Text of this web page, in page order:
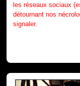
les réseaux sociaux
détournant nos
signaler.